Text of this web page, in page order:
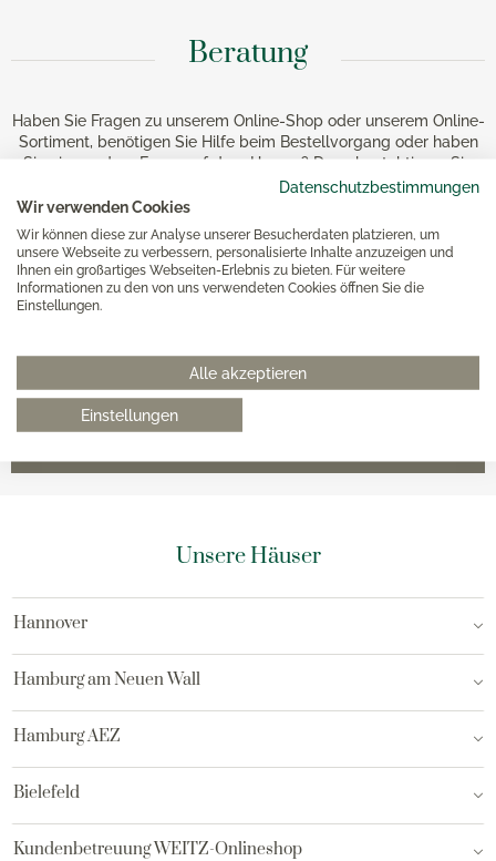
Datenschutzbestimmungen
Wir verwenden Cookies
Wir können diese zur Analyse unserer Besucherdaten platzieren, um
unsere Webseite zu verbessern, personalisierte Inhalte anzuzeigen und
Ihnen ein großartiges Webseiten-Erlebnis zu bieten. Für weitere
Informationen zu den von uns verwendeten Cookies öffnen Sie die
Einstellungen.
Alle akzeptieren
Einstellungen
Beratung
Haben Sie Fragen zu unserem Online-Shop oder unserem Online-
Sortiment, benötigen Sie Hilfe beim Bestellvorgang oder haben
Sie eine andere Frage auf dem Herzen? Dann kontaktieren Sie
uns gerne über die unten stehende E-Mail-Adresse. Die
Kontaktdaten unserer WEITZ-Häuser finden Sie rechts oder
unten stehend. Wir werden uns schnellstmöglich um Ihre
Anfrage kümmern.
0511 8997 9887
Unsere Häuser
Hannover
Hamburg am Neuen Wall
Hamburg AEZ
Bielefeld
Kundenbetreuung WEITZ-Onlineshop